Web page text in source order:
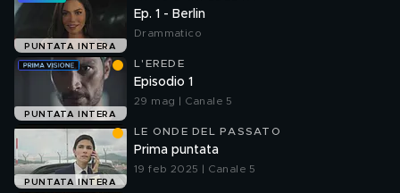
PUNTATA INTERA
Ep. 1 - Berlin
Drammatico
PUNTATA INTERA
L'EREDE
Episodio 1
29 mag | Canale 5
PUNTATA INTERA
LE ONDE DEL PASSATO
Prima puntata
19 feb 2025 | Canale 5